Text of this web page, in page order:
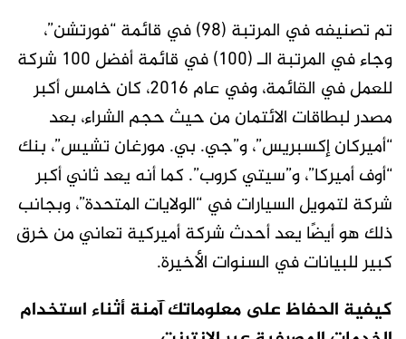
تم تصنيفه في المرتبة (98) في قائمة “فورتشن”،
وجاء في المرتبة الـ (100) في قائمة أفضل 100 شركة
للعمل في القائمة، وفي عام 2016، كان خامس أكبر
مصدر لبطاقات الائتمان من حيث حجم الشراء، بعد
“أميركان إكسبريس”، و”جي. بي. مورغان تشيس”، بنك
“أوف أميركا”، و”سيتي كروب”. كما أنه يعد ثاني أكبر
شركة لتمويل السيارات في “الولايات المتحدة”، وبجانب
ذلك هو أيضًا يعد أحدث شركة أميركية تعاني من خرق
كبير للبيانات في السنوات الأخيرة.
كيفية الحفاظ على معلوماتك آمنة أثناء استخدام